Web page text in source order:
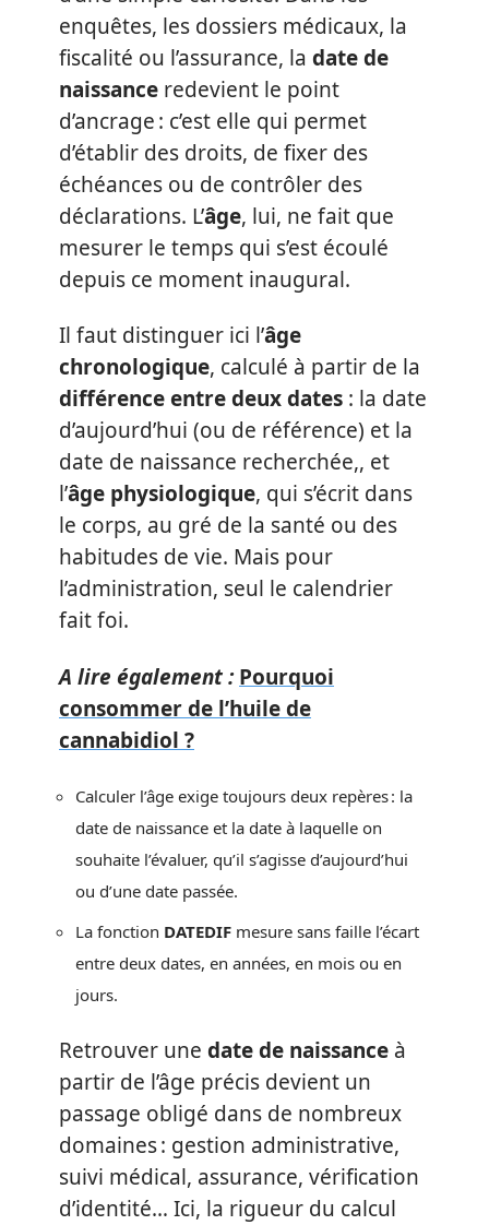
enquêtes, les dossiers médicaux, la
fiscalité ou l’assurance, la date de
naissance redevient le point
d’ancrage : c’est elle qui permet
d’établir des droits, de fixer des
échéances ou de contrôler des
déclarations. L’âge, lui, ne fait que
mesurer le temps qui s’est écoulé
depuis ce moment inaugural.
Il faut distinguer ici l’âge
chronologique, calculé à partir de la
différence entre deux dates : la date
d’aujourd’hui (ou de référence) et la
date de naissance recherchée,, et
l’âge physiologique, qui s’écrit dans
le corps, au gré de la santé ou des
habitudes de vie. Mais pour
l’administration, seul le calendrier
fait foi.
A lire également : Pourquoi
consommer de l’huile de
cannabidiol ?
Calculer l’âge exige toujours deux repères : la
date de naissance et la date à laquelle on
souhaite l’évaluer, qu’il s’agisse d’aujourd’hui
ou d’une date passée.
La fonction DATEDIF mesure sans faille l’écart
entre deux dates, en années, en mois ou en
jours.
Retrouver une date de naissance à
partir de l’âge précis devient un
passage obligé dans de nombreux
domaines : gestion administrative,
suivi médical, assurance, vérification
d’identité… Ici, la rigueur du calcul